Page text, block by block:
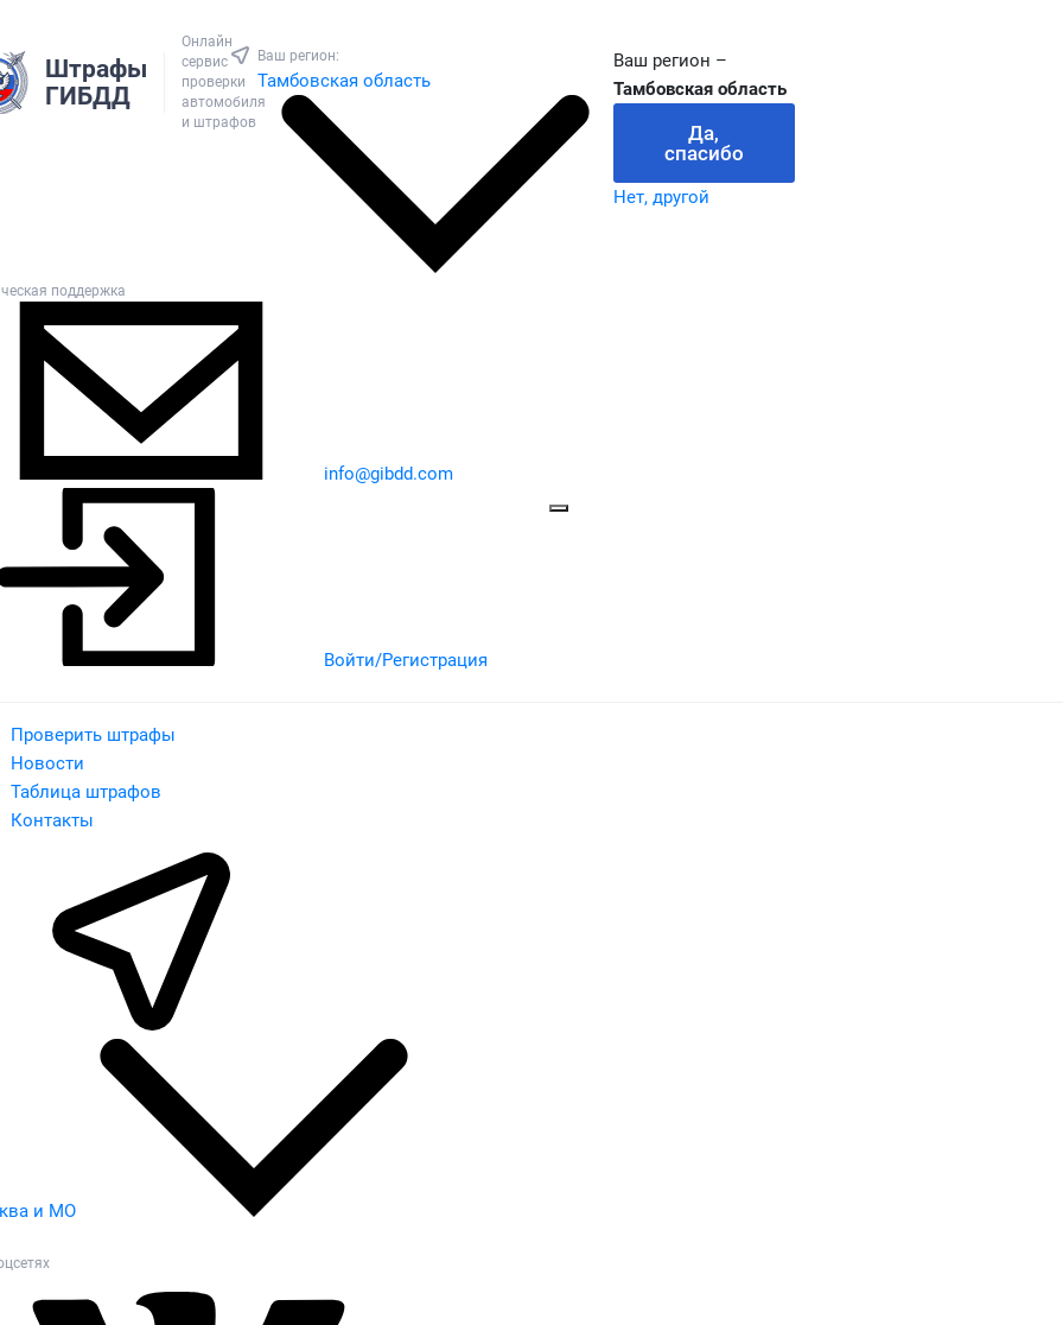
Штрафы
ГИБДД
Онлайн
сервис
проверки
автомобиля
и штрафов
Ваш регион:
Тамбовская область
Ваш регион –
Тамбовская область
Да,
спасибо
Нет, другой
поддержка
info@gibdd.com
Войти/Регистрация
Проверить штрафы
Новости
Таблица штрафов
Контакты
и МО